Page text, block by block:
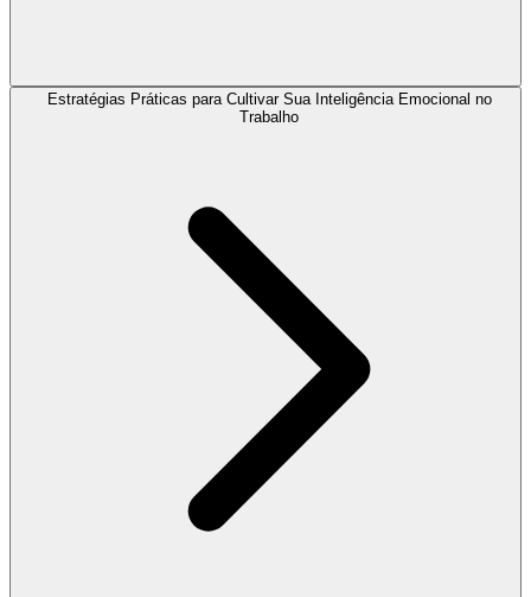
Estratégias Práticas para Cultivar Sua Inteligência Emocional no
Trabalho